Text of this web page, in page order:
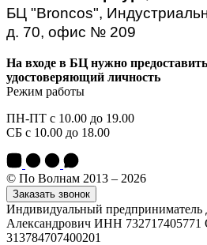
БЦ "Broncos",
д. 70, офис № 209
На входе в БЦ нужно
удостоверяющий личность
Режим работы
ПН-ПТ с 10.00 до 19.00
СБ с 10.00 до 18.00
© По Волнам 2013 – 2026
Заказать звонок
Индивидуальный
Александрович ИНН
313784707400201